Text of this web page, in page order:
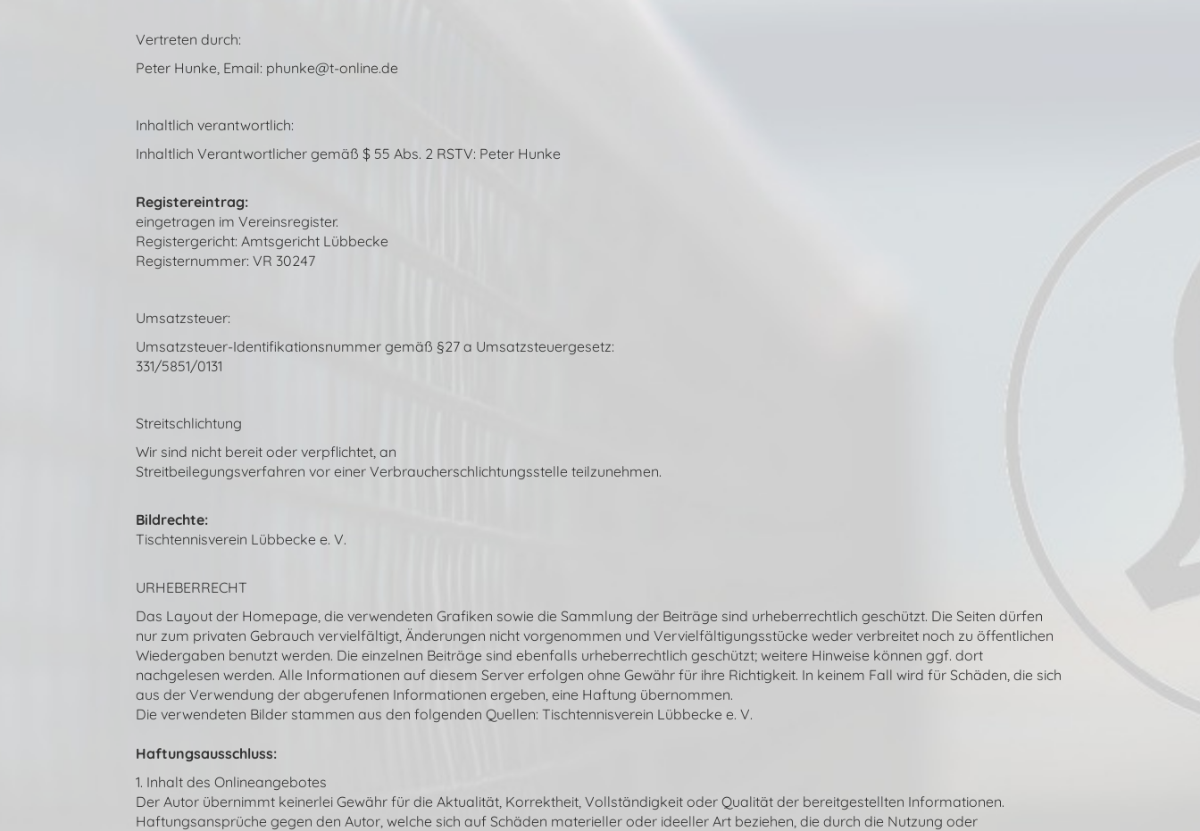
Vertreten durch:
Peter Hunke, Email: phunke@t-online.de
Inhaltlich verantwortlich:
Inhaltlich Verantwortlicher gemäß $ 55 Abs. 2 RSTV: Peter Hunke
Registereintrag:
eingetragen im Vereinsregister.
Registergericht: Amtsgericht Lübbecke
Registernummer: VR 30247
Umsatzsteuer:
Umsatzsteuer-Identifikationsnummer gemäß §27 a Umsatzsteuergesetz:
331/5851/0131
Streitschlichtung
Wir sind nicht bereit oder verpflichtet, an
Streitbeilegungsverfahren vor einer Verbraucherschlichtungsstelle teilzunehmen.
Bildrechte:
Tischtennisverein Lübbecke e. V.
URHEBERRECHT
Das Layout der Homepage, die verwendeten Grafiken sowie die Sammlung der Beiträge sind urheberrechtlich geschützt. Die Seiten dürfen
nur zum privaten Gebrauch vervielfältigt, Änderungen nicht vorgenommen und Vervielfältigungsstücke weder verbreitet noch zu öffentlichen
Wiedergaben benutzt werden. Die einzelnen Beiträge sind ebenfalls urheberrechtlich geschützt; weitere Hinweise können ggf. dort
nachgelesen werden. Alle Informationen auf diesem Server erfolgen ohne Gewähr für ihre Richtigkeit. In keinem Fall wird für Schäden, die sich
aus der Verwendung der abgerufenen Informationen ergeben, eine Haftung übernommen.
Die verwendeten Bilder stammen aus den folgenden Quellen: Tischtennisverein Lübbecke e. V.
Haftungsausschluss:
1. Inhalt des Onlineangebotes
Der Autor übernimmt keinerlei Gewähr für die Aktualität, Korrektheit, Vollständigkeit oder Qualität der bereitgestellten Informationen.
Haftungsansprüche gegen den Autor, welche sich auf Schäden materieller oder ideeller Art beziehen, die durch die Nutzung oder